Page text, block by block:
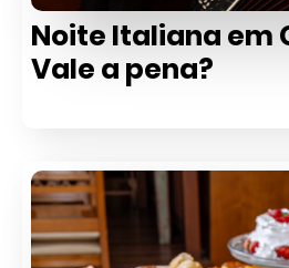
Noite Italiana em
Vale a pena?